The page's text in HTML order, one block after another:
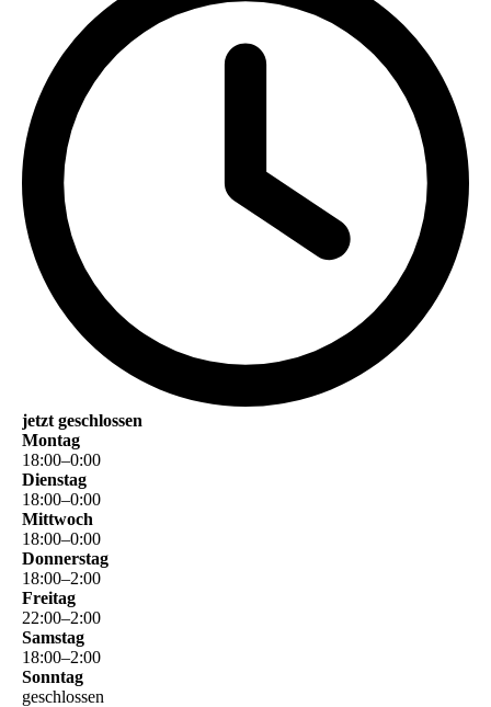
jetzt geschlossen
Montag
18:00–0:00
Dienstag
18:00–0:00
Mittwoch
18:00–0:00
Donnerstag
18:00–2:00
Freitag
22:00–2:00
Samstag
18:00–2:00
Sonntag
geschlossen